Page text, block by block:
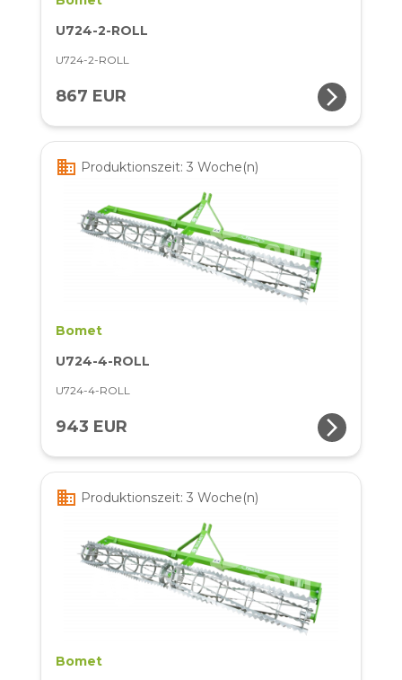
U724-2-ROLL
U724-2-ROLL
867 EUR arrow_forward_ios
business Produktionszeit: 3 Woche(n)
Bomet
U724-4-ROLL
U724-4-ROLL
943 EUR arrow_forward_ios
business Produktionszeit: 3 Woche(n)
Bomet